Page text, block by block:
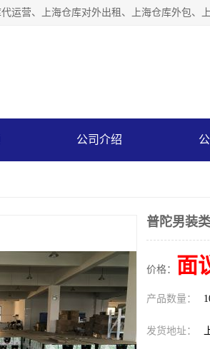
公司介绍
普陀男装
价格： 面
产品数量：
发货地址：